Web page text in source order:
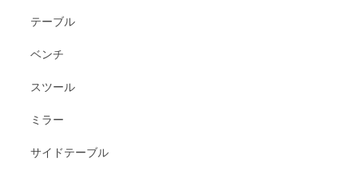
テーブル
ベンチ
スツール
ミラー
サイドテーブル